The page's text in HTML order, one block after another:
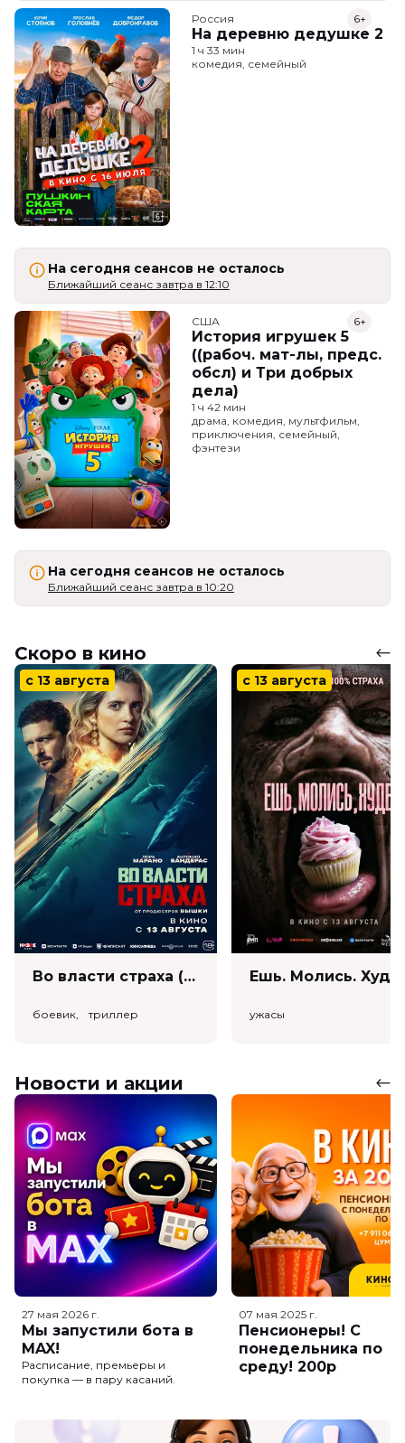
Россия
На деревню дедушке 2
6+
1 ч 33 мин
комедия, семейный
На сегодня сеансов не осталось
Ближайший сеанс завтра в 12:10
США
История игрушек 5
((рабоч. мат-лы, предс.
обсл) и Три добрых
дела)
6+
1 ч 42 мин
драма, комедия, мультфильм,
приключения, семейный,
фэнтези
На сегодня сеансов не осталось
Ближайший сеанс завтра в 10:20
Скоро в кино
с 13 августа
Во власти страха (18+)
боевик, триллер
с 13 августа
ужасы
Новости и акции
27 мая 2026 г.
Мы запустили бота в
MAX!
Расписание, премьеры и
покупка — в пару касаний.
07 мая 2025 г.
Пенсионеры! С
понедельника по
среду! 200р